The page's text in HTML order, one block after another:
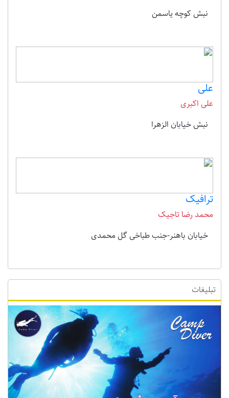
نبش کوچه یاسمن
علی
علی اکبری
نبش خیابان الزهرا
ترافیک
محمد رضا تاجیک
خیابان باهنر-جنب طباخی گل محمدی
تبلیغات